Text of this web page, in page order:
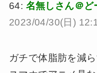
64: 名無しさん＠ど
2023/04/30(日)
ガチで体脂肪を減